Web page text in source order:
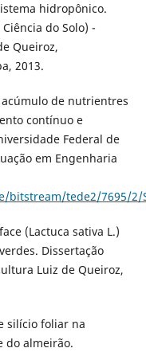
hidropônico.
do Solo) -
Queiroz,
2013.
acúmulo de nutrientres
contínuo e
Federal de
em Engenharia
tede2/7695/2/
(Lactuca sativa L.)
Dissertação
Luiz de Queiroz,
silício foliar na
do almeirão.